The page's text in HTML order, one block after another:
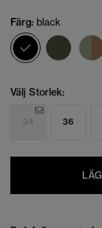
Färg: black
vald
Välj Storlek:
34 36